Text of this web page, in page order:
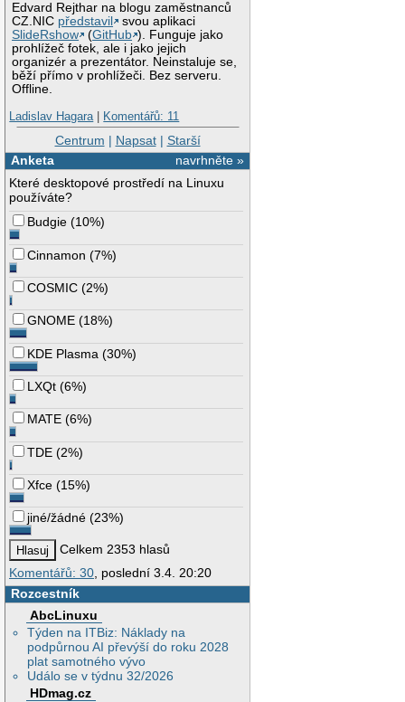
Edvard Rejthar na blogu zaměstnanců
CZ.NIC představil
svou aplikaci
SlideRshow
(GitHub ). Funguje jako
prohlížeč fotek, ale i jako jejich
organizér a prezentátor. Neinstaluje se,
běží přímo v prohlížeči. Bez serveru.
Offline.
Ladislav Hagara| Komentářů: 11
Centrum | Napsat| Starší
navrhněte »
Anketa
Které desktopové prostředí na Linuxu
používáte?
Budgie (10%)
Cinnamon (7%)
COSMIC (2%)
GNOME (18%)
KDE Plasma (30%)
LXQt (6%)
MATE (6%)
TDE (2%)
Xfce (15%)
jiné/žádné (23%)
Celkem 2353 hlasů
Komentářů: 30 , poslední 3.4. 20:20
Rozcestník
AbcLinuxu
Týden na ITBiz: Náklady na
podpůrnou AI převýší do roku 2028
plat samotného vývo
Událo se v týdnu 32/2026
HDmag.cz